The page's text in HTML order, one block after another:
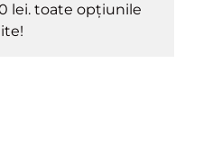
lei. toate opțiunile